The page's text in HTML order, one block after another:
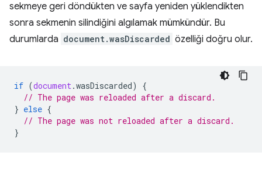
sekmeye geri döndükten ve sayfa yeniden yüklendikten
sonra sekmenin silindiğini algılamak mümkündür. Bu
durumlarda document.wasDiscarded özelliği doğru olur.
if (document.wasDiscarded)
{
// The page was reloaded after a discard.
} else {
// The page was not reloaded after a discard.
}